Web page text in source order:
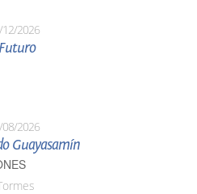
12/2026
08/2026
Guayasamín